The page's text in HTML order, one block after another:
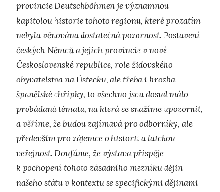
provincie Deutschböhmen je významnou
kapitolou historie tohoto regionu, které prozatím
nebyla věnována dostatečná pozornost. Postavení
českých Němců a jejich provincie v nové
Československé republice, role židovského
obyvatelstva na Ústecku, ale třeba i hrozba
španělské chřipky, to všechno jsou dosud málo
probádaná témata, na která se snažíme upozornit,
a věříme, že budou zajímavá pro odborníky, ale
především pro zájemce o historii a laickou
veřejnost. Doufáme, že výstava přispěje
k pochopení tohoto zásadního mezníku dějin
našeho státu v kontextu se specifickými dějinami